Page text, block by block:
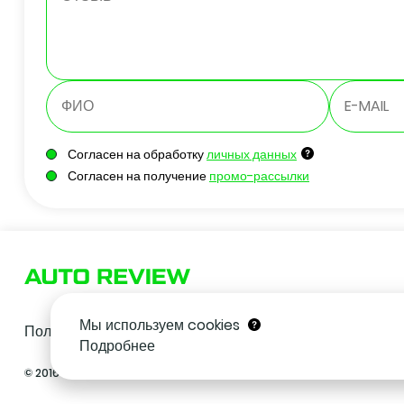
Согласен на обработкуличных данных
Согласен на получение промо-рассылки
Мы используем cookies
Подробнее
Политика в отношении обработки персональных данных
© 2016 – 2026, «АВТООТЗОВИК». ПРИ ИСПОЛЬЗОВАНИИ МАТЕРИАЛОВ